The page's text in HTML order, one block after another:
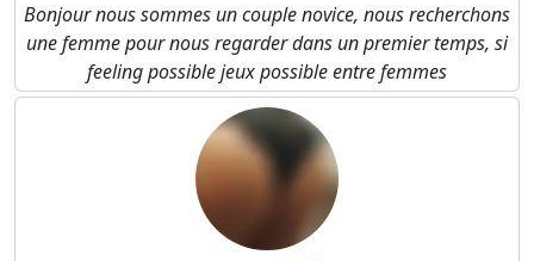
Bonjour nous sommes un couple novice, nous recherchons
une femme pour nous regarder dans un premier temps, si
feeling possible jeux possible entre femmes